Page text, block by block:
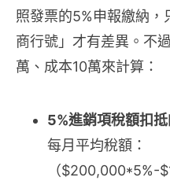
照發票的5%申報繳納
商行號」才有差異。不
萬、成本10萬來計算：
5%進銷項稅額扣
每月平均稅額：
（$200,000*5%-